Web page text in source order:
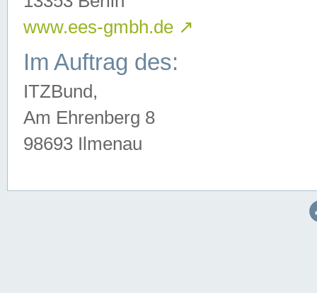
www.ees-gmbh.de ↗
Im Auftrag des:
ITZBund,
Am Ehrenberg 8
98693 Ilmenau